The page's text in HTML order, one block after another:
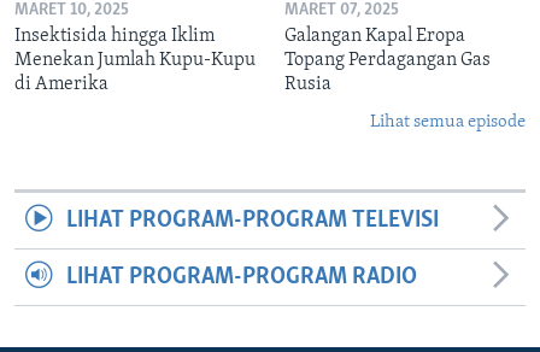
MARET 10, 2025
Insektisida hingga Iklim
Menekan Jumlah Kupu-Kupu
di Amerika
MARET 07, 2025
Galangan Kapal Eropa
Topang Perdagangan Gas
Rusia
Lihat semua episode
LIHAT PROGRAM-PROGRAM TELEVISI
LIHAT PROGRAM-PROGRAM RADIO